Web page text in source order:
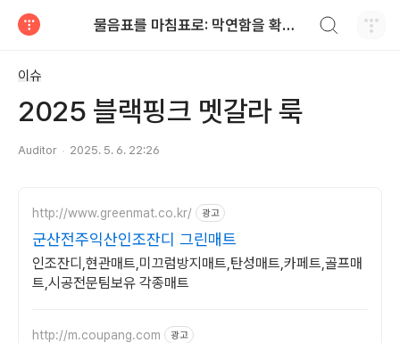
물음표를 마침표로: 막연함을 확신으로
이슈
2025 블랙핑크 멧갈라 룩
Auditor 2025. 5. 6. 22:26
http://www.greenmat.co.kr/ 광고
군산전주익산인조잔디 그린매트
인조잔디,현관매트,미끄럼방지매트,탄성매트,카페트,골프매
트,시공전문팀보유 각종매트
http://m.coupang.com 광고